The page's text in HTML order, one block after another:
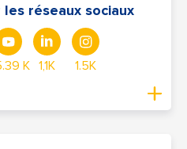
les réseaux sociaux
K 1,1K 1.5K